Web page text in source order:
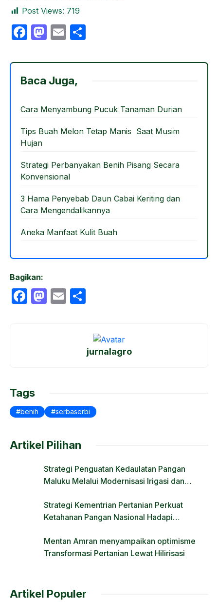
Post Views: 719
F
c
e
o
o
k
M
st
o
o
n
E
ail ar
Baca Juga,
Cara Menyambung Pucuk Tanaman Durian
Tips Buah Melon Tetap Manis Saat Musim
Hujan
Strategi Perbanyakan Benih Pisang Secara
Konvensional
3 Hama Penyebab Daun Cabai Keriting dan
Cara Mengendalikannya
Aneka Manfaat Kulit Buah
Bagikan:
F
o
k
M E
e
jurnalagro
Tags
benih serbaserbi
Artikel Pilihan
Strategi Penguatan Kedaulatan Pangan
Maluku Melalui Modernisasi Irigasi dan
Strategi Kementrian Pertanian Perkuat
Ketahanan Pangan Nasional Hadapi
Mentan Amran menyampaikan optimisme
Transformasi Pertanian Lewat Hilirisasi
Artikel Populer